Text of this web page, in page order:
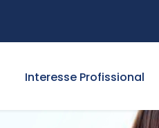
Interesse Profissional